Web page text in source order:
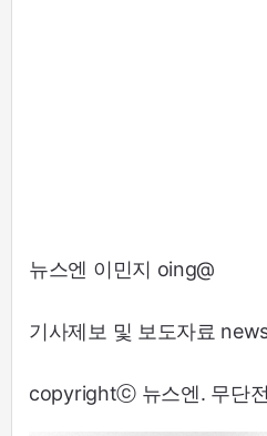
뉴스엔 이민지 oing@
기사제보 및 보도자료
copyrightⓒ 뉴스엔. 무단